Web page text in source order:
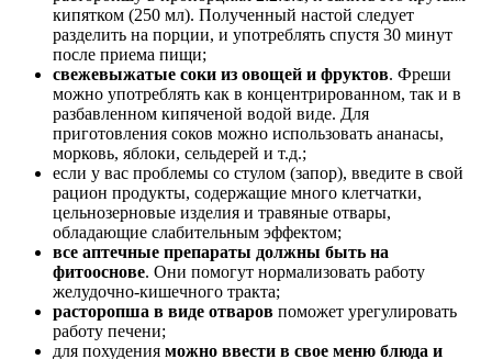
кипятком (250 мл). Полученный настой следует
разделить на порции, и употреблять спустя 30 минут
после приема пищи;
свежевыжатые соки из овощей и фруктов. Фреши
можно употреблять как в концентрированном, так и в
разбавленном кипяченой водой виде. Для
приготовления соков можно использовать ананасы,
морковь, яблоки, сельдерей и т.д.;
если у вас проблемы со стулом (запор), введите в свой
рацион продукты, содержащие много клетчатки,
цельнозерновые изделия и травяные отвары,
обладающие слабительным эффектом;
все аптечные препараты должны быть на
фитооснове. Они помогут нормализовать работу
желудочно-кишечного тракта;
расторопша в виде отваров поможет урегулировать
работу печени;
для похудения можно ввести в свое меню блюда и